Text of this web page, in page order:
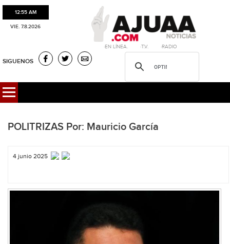
12:55 AM
VIE. 7.8.2026
·EN LÍNEA. ·T.V. ·RADIO
SIGUENOS
POLITRIZAS Por: Mauricio García
4 junio 2025